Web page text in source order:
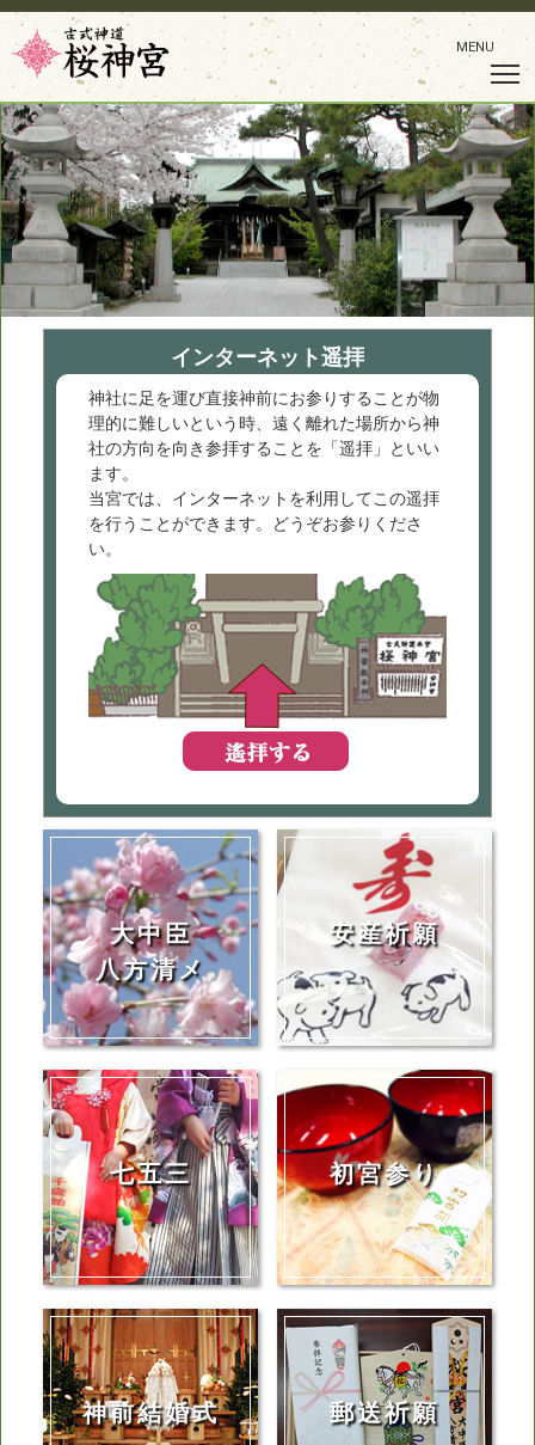
MENU
インターネット遥拝
神社に足を運び直接神前にお参りすることが物
理的に難しいという時、遠く離れた場所から神
社の方向を向き参拝することを「遥拝」といい
ます。
当宮では、インターネットを利用してこの遥拝
を行うことができます。どうぞお参りくださ
い。
大中臣
八方清メ
安産祈願
七五三 初宮参り
神前結婚式 郵送祈願